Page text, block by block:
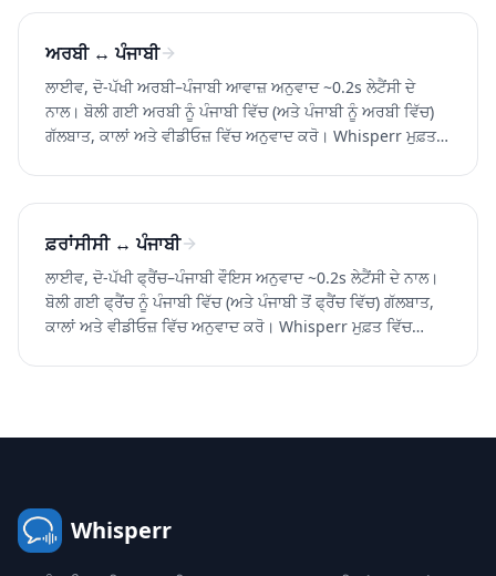
ਅਰਬੀ ↔ ਪੰਜਾਬੀ
ਲਾਈਵ, ਦੋ-ਪੱਖੀ ਅਰਬੀ–ਪੰਜਾਬੀ ਆਵਾਜ਼ ਅਨੁਵਾਦ ~0.2s ਲੇਟੈਂਸੀ ਦੇ
ਨਾਲ। ਬੋਲੀ ਗਈ ਅਰਬੀ ਨੂੰ ਪੰਜਾਬੀ ਵਿੱਚ (ਅਤੇ ਪੰਜਾਬੀ ਨੂੰ ਅਰਬੀ ਵਿੱਚ)
ਗੱਲਬਾਤ, ਕਾਲਾਂ ਅਤੇ ਵੀਡੀਓਜ਼ ਵਿੱਚ ਅਨੁਵਾਦ ਕਰੋ। Whisperr ਮੁਫ਼ਤ
ਫ਼ਰਾਂਸੀਸੀ ↔ ਪੰਜਾਬੀ
ਲਾਈਵ, ਦੋ-ਪੱਖੀ ਫ੍ਰੈਂਚ–ਪੰਜਾਬੀ ਵੌਇਸ ਅਨੁਵਾਦ ~0.2s ਲੇਟੈਂਸੀ ਦੇ ਨਾਲ।
ਬੋਲੀ ਗਈ ਫ੍ਰੈਂਚ ਨੂੰ ਪੰਜਾਬੀ ਵਿੱਚ (ਅਤੇ ਪੰਜਾਬੀ ਤੋਂ ਫ੍ਰੈਂਚ ਵਿੱਚ) ਗੱਲਬਾਤ,
ਕਾਲਾਂ ਅਤੇ ਵੀਡੀਓਜ਼ ਵਿੱਚ ਅਨੁਵਾਦ ਕਰੋ। Whisperr ਮੁਫ਼ਤ ਵਿੱਚ
Whisperr